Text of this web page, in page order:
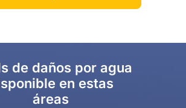
de daños por agua
en estas
áreas